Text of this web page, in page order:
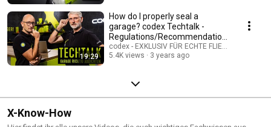
19:29
How do I properly seal a
garage? codex Techtalk -
Regulations/Recommendation
s for Garage Sealing
codex - EXKLUSIV FÜR ECHTE FLIESENLEGER
5.4K views
3 years ago
X-Know-How